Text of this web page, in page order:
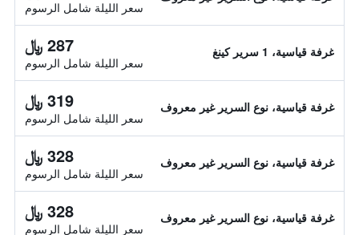
سعر الليلة شامل الرسوم
غرفة قياسية، 1 سرير كينغ 287 ﷼
سعر الليلة شامل الرسوم
غرفة قياسية، نوع السرير غير معروف 319 ﷼
سعر الليلة شامل الرسوم
غرفة قياسية، نوع السرير غير معروف 328 ﷼
سعر الليلة شامل الرسوم
غرفة قياسية، نوع السرير غير معروف 328 ﷼
سعر الليلة شامل الرسوم